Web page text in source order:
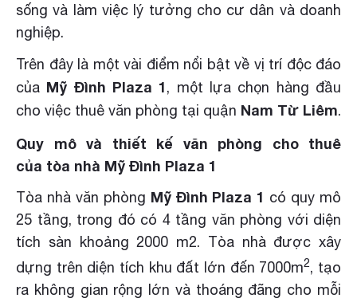
sống và làm việc lý tưởng cho cư dân và doanh
nghiệp.
Trên đây là một vài điểm nổi bật về vị trí độc đáo
của Mỹ Đình Plaza 1, một lựa chọn hàng đầu
cho việc thuê văn phòng tại quận Nam Từ Liêm.
Quy mô và thiết kế văn phòng cho thuê
của tòa nhà Mỹ Đình Plaza 1
Tòa nhà văn phòng Mỹ Đình Plaza 1 có quy mô
25 tầng, trong đó có 4 tầng văn phòng với diện
tích sàn khoảng 2000 m2. Tòa nhà được xây
dựng trên diện tích khu đất lớn đến 7000m2, tạo
ra không gian rộng lớn và thoáng đãng cho mỗi